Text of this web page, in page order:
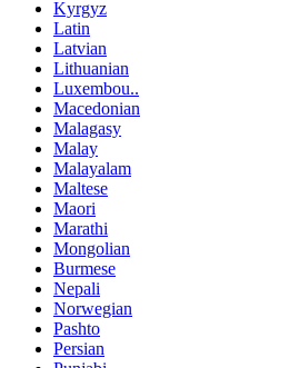
Kyrgyz
Latin
Latvian
Lithuanian
Luxembou..
Macedonian
Malagasy
Malay
Malayalam
Maltese
Maori
Marathi
Mongolian
Burmese
Nepali
Norwegian
Pashto
Persian